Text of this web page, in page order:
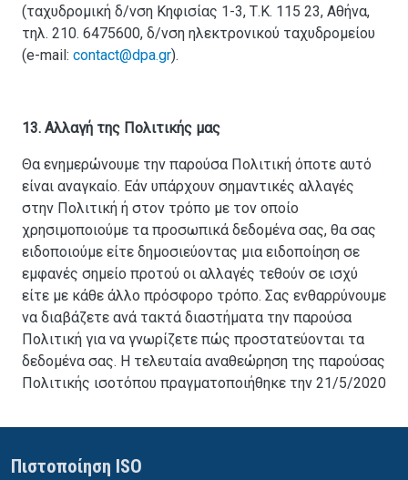
(ταχυδρομική δ/νση Κηφισίας 1-3, Τ.Κ. 115 23, Αθήνα,
τηλ. 210. 6475600, δ/νση ηλεκτρονικού ταχυδρομείου
(e-mail: contact@dpa.gr).
13. Αλλαγή της Πολιτικής μας
Θα ενημερώνουμε την παρούσα Πολιτική όποτε αυτό
είναι αναγκαίο. Εάν υπάρχουν σημαντικές αλλαγές
στην Πολιτική ή στον τρόπο με τον οποίο
χρησιμοποιούμε τα προσωπικά δεδομένα σας, θα σας
ειδοποιούμε είτε δημοσιεύοντας μια ειδοποίηση σε
εμφανές σημείο προτού οι αλλαγές τεθούν σε ισχύ
είτε με κάθε άλλο πρόσφορο τρόπο. Σας ενθαρρύνουμε
να διαβάζετε ανά τακτά διαστήματα την παρούσα
Πολιτική για να γνωρίζετε πώς προστατεύονται τα
δεδομένα σας. Η τελευταία αναθεώρηση της παρούσας
Πολιτικής ισοτόπου πραγματοποιήθηκε την 21/5/2020
Πιστοποίηση ISO